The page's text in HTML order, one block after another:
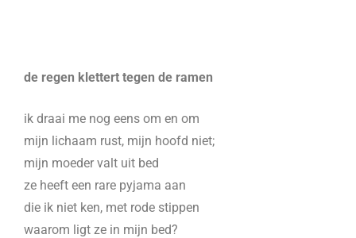
de regen klettert tegen de ramen
ik draai me nog eens om en om
mijn lichaam rust, mijn hoofd niet;
mijn moeder valt uit bed
ze heeft een rare pyjama aan
die ik niet ken, met rode stippen
waarom ligt ze in mijn bed?